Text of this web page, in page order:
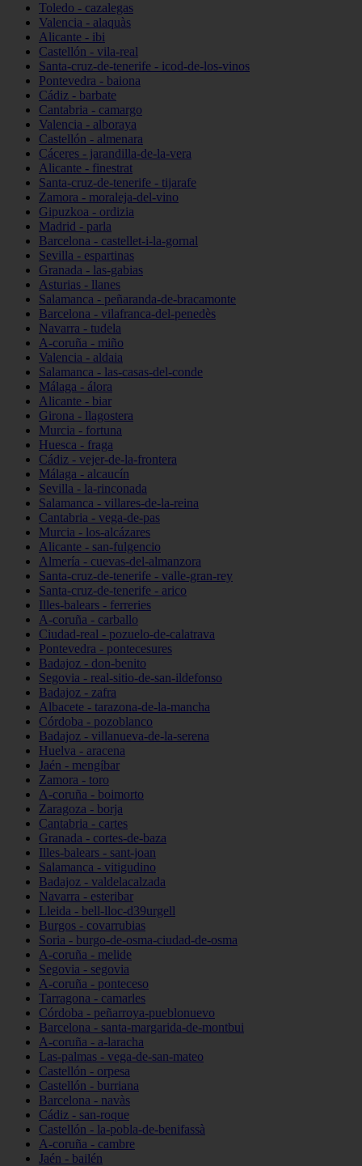
Toledo - cazalegas
Valencia - alaquàs
Alicante - ibi
Castellón - vila-real
Santa-cruz-de-tenerife - icod-de-los-vinos
Pontevedra - baiona
Cádiz - barbate
Cantabria - camargo
Valencia - alboraya
Castellón - almenara
Cáceres - jarandilla-de-la-vera
Alicante - finestrat
Santa-cruz-de-tenerife - tijarafe
Zamora - moraleja-del-vino
Gipuzkoa - ordizia
Madrid - parla
Barcelona - castellet-i-la-gornal
Sevilla - espartinas
Granada - las-gabias
Asturias - llanes
Salamanca - peñaranda-de-bracamonte
Barcelona - vilafranca-del-penedès
Navarra - tudela
A-coruña - miño
Valencia - aldaia
Salamanca - las-casas-del-conde
Málaga - álora
Alicante - biar
Girona - llagostera
Murcia - fortuna
Huesca - fraga
Cádiz - vejer-de-la-frontera
Málaga - alcaucín
Sevilla - la-rinconada
Salamanca - villares-de-la-reina
Cantabria - vega-de-pas
Murcia - los-alcázares
Alicante - san-fulgencio
Almería - cuevas-del-almanzora
Santa-cruz-de-tenerife - valle-gran-rey
Santa-cruz-de-tenerife - arico
Illes-balears - ferreries
A-coruña - carballo
Ciudad-real - pozuelo-de-calatrava
Pontevedra - pontecesures
Badajoz - don-benito
Segovia - real-sitio-de-san-ildefonso
Badajoz - zafra
Albacete - tarazona-de-la-mancha
Córdoba - pozoblanco
Badajoz - villanueva-de-la-serena
Huelva - aracena
Jaén - mengíbar
Zamora - toro
A-coruña - boimorto
Zaragoza - borja
Cantabria - cartes
Granada - cortes-de-baza
Illes-balears - sant-joan
Salamanca - vitigudino
Badajoz - valdelacalzada
Navarra - esteribar
Lleida - bell-lloc-d39urgell
Burgos - covarrubias
Soria - burgo-de-osma-ciudad-de-osma
A-coruña - melide
Segovia - segovia
A-coruña - ponteceso
Tarragona - camarles
Córdoba - peñarroya-pueblonuevo
Barcelona - santa-margarida-de-montbui
A-coruña - a-laracha
Las-palmas - vega-de-san-mateo
Castellón - orpesa
Castellón - burriana
Barcelona - navàs
Cádiz - san-roque
Castellón - la-pobla-de-benifassà
A-coruña - cambre
Jaén - bailén